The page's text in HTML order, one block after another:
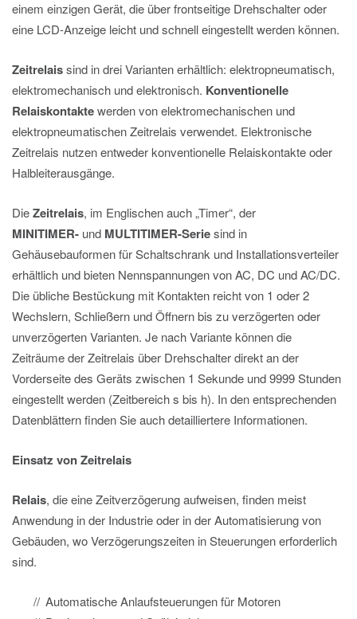
einem einzigen Gerät, die über frontseitige Drehschalter oder
eine LCD-Anzeige leicht und schnell eingestellt werden können.
Zeitrelaissind in drei Varianten erhältlich: elektropneumatisch,
elektromechanisch und elektronisch. Konventionelle
Relaiskontaktewerden von elektromechanischen und
elektropneumatischen Zeitrelais verwendet. Elektronische
Zeitrelais nutzen entweder konventionelle Relaiskontakte oder
Halbleiterausgänge.
DieZeitrelais, im Englischen auch „Timer“, der
MINITIMER- und MULTITIMER-Seriesind in
Gehäusebauformen für Schaltschrank und Installationsverteiler
erhältlich und bieten Nennspannungen von AC, DC und AC/DC.
Die übliche Bestückung mit Kontakten reicht von 1 oder 2
Wechslern, Schließern und Öffnern bis zu verzögerten oder
unverzögerten Varianten. Je nach Variante können die
Zeiträume der Zeitrelais über Drehschalter direkt an der
Vorderseite des Geräts zwischen 1 Sekunde und 9999 Stunden
eingestellt werden (Zeitbereich s bis h). In den entsprechenden
Datenblättern finden Sie auch detailliertere Informationen.
Einsatz von Zeitrelais
Relais, die eine Zeitverzögerung aufweisen, finden meist
Anwendung in der Industrie oder in der Automatisierung von
Gebäuden, wo Verzögerungszeiten in Steuerungen erforderlich
sind.
Automatische Anlaufsteuerungen für Motoren